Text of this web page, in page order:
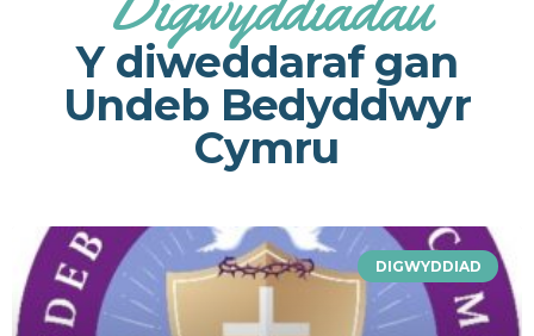
Y diweddaraf gan
Undeb Bedyddwyr
Cymru
DIGWYDDIAD